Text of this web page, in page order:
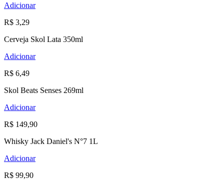
Adicionar
R$ 3,29
Cerveja Skol Lata 350ml
Adicionar
R$ 6,49
Skol Beats Senses 269ml
Adicionar
R$ 149,90
Whisky Jack Daniel's N°7 1L
Adicionar
R$ 99,90